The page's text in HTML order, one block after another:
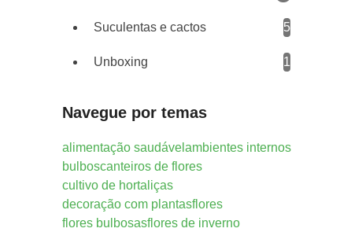
Suculentas e cactos 5
Unboxing 1
Navegue por temas
alimentação saudável ambientes internos
bulboscanteiros de flores
cultivo de hortaliças
decoração com plantasflores
flores bulbosasflores de inverno